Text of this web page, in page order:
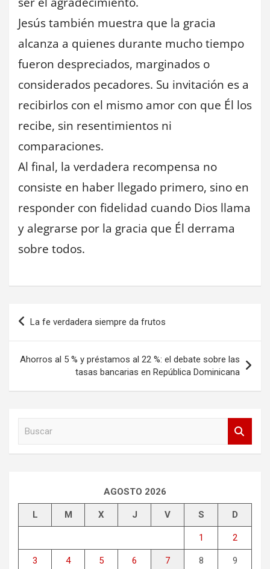
Jesús también muestra que la gracia
alcanza a quienes durante mucho tiempo
fueron despreciados, marginados o
considerados pecadores. Su invitación es a
recibirlos con el mismo amor con que Él los
recibe, sin resentimientos ni
comparaciones.
Al final, la verdadera recompensa no
consiste en haber llegado primero, sino en
responder con fidelidad cuando Dios llama
y alegrarse por la gracia que Él derrama
sobre todos.
Navegación
de
entradas
La fe verdadera siempre da frutos
Ahorros al 5 % y préstamos al 22 %: el debate sobre las
tasas bancarias en República Dominicana
AGOSTO 2026
L M X J V S D
1 2
3 4 5 6 7 8 9